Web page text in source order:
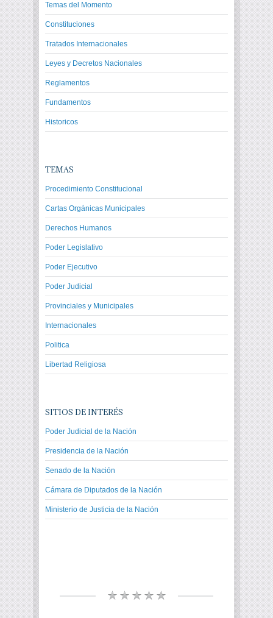
Temas del Momento
Constituciones
Tratados Internacionales
Leyes y Decretos Nacionales
Reglamentos
Fundamentos
Historicos
TEMAS
Procedimiento Constitucional
Cartas Orgánicas Municipales
Derechos Humanos
Poder Legislativo
Poder Ejecutivo
Poder Judicial
Provinciales y Municipales
Internacionales
Politica
Libertad Religiosa
SITIOS DE INTERÉS
Poder Judicial de la Nación
Presidencia de la Nación
Senado de la Nación
Cámara de Diputados de la Nación
Ministerio de Justicia de la Nación